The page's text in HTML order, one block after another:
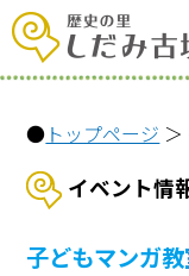
● トップページ
イベント情
子どもマンガ